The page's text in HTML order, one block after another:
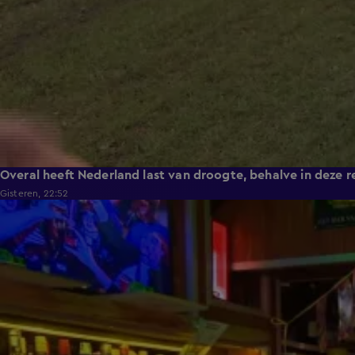
Overal heeft Nederland last van droogte, behalve in deze
Gisteren, 22:52
2:08